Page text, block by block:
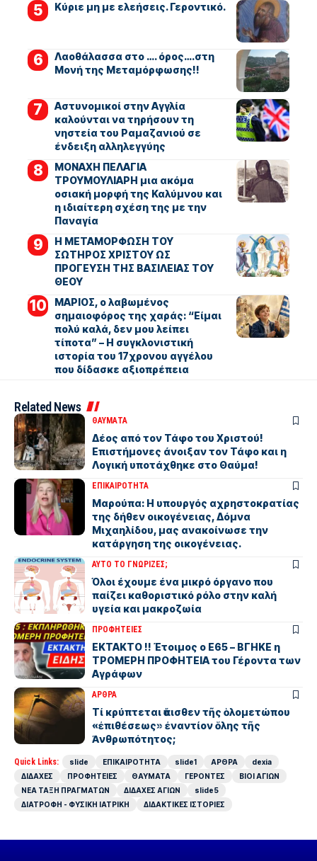
Kύριε μη με ελεήσεις. Γεροντικό.
Λαοθάλασσα στο …. όρος….στη
Μονή της Μεταμόρφωσης!!
Αστυνομικοί στην Αγγλία
καλούνται να τηρήσουν τη
νηστεία του Ραμαζανιού σε
ένδειξη αλληλεγγύης
ΜΟΝΑΧΗ ΠΕΛΑΓΙΑ
ΤΡΟΥΜΟΥΛΙΑΡΗ μια ακόμα
οσιακή μορφή της Καλύμνου και
η ιδιαίτερη σχέση της με την
Παναγία
Η ΜΕΤΑΜΟΡΦΩΣΗ ΤΟΥ
ΣΩΤΗΡΟΣ ΧΡΙΣΤΟΥ ΩΣ
ΠΡΟΓΕΥΣΗ ΤΗΣ ΒΑΣΙΛΕΙΑΣ ΤΟΥ
ΘΕΟΥ
ΜΑΡΙΟΣ, ο λαβωμένος
σημαιοφόρος της χαράς: “Είμαι
πολύ καλά, δεν μου λείπει
τίποτα” – Η συγκλονιστική
ιστορία του 17χρονου αγγέλου
που δίδασκε αξιοπρέπεια
Related News
ΘΑΥΜΑΤΑ
Δέος από τον Τάφο του Χριστού!
Επιστήμονες άνοιξαν τον Τάφο και η
Λογική υποτάχθηκε στο Θαύμα!
ΕΠΙΚΑΙΡΟΤΗΤΑ
Μαρούπα: Η υπουργός αχρηστοκρατίας
της δήθεν οικογένειας, Δόμνα
Μιχαηλίδου, μας ανακοίνωσε την
κατάργηση της οικογένειας.
ΑΥΤΟ ΤΟ ΓΝΩΡΙΖΕΣ;
Όλοι έχουμε ένα μικρό όργανο που
παίζει καθοριστικό ρόλο στην καλή
υγεία και μακροζωία
ΠΡΟΦΗΤΕΙΕΣ
ΕΚΤΑΚΤΟ !! Έτοιμος ο Ε65 – ΒΓΗΚΕ η
ΤΡΟΜΕΡΗ ΠΡΟΦΗΤΕΙΑ του Γέροντα των
Αγράφων
ΑΡΘΡΑ
Τί κρύπτεται ὄπισθεν τῆς ὁλομετώπου
«ἐπιθέσεως» ἐναντίον ὅλης τῆς
Ἀνθρωπότητος;
Quick Links: slide ΕΠΙΚΑΙΡΟΤΗΤΑ slide1 ΑΡΘΡΑ
dexia
ΔΙΔΑΧΕΣ
ΠΡΟΦΗΤΕΙΕΣ ΘΑΥΜΑΤΑ ΓΕΡΟΝΤΕΣ
ΒΙΟΙ ΑΓΙΩΝ
ΝΕΑ ΤΑΞΗ ΠΡΑΓΜΑΤΩΝ
ΔΙΔΑΧΕΣ ΑΓΙΩΝ
slide5
ΔΙΑΤΡΟΦΗ - ΦΥΣΙΚΗ ΙΑΤΡΙΚΗ
ΔΙΔΑΚΤΙΚΕΣ ΙΣΤΟΡΙΕΣ